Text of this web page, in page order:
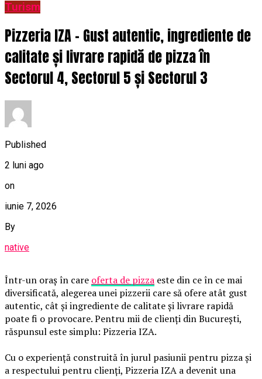
Turism
Pizzeria IZA – Gust autentic, ingrediente de
calitate și livrare rapidă de pizza în
Sectorul 4, Sectorul 5 și Sectorul 3
Published
2 luni ago
on
iunie 7, 2026
By
native
Într-un oraș în care oferta de pizza este din ce în ce mai
diversificată, alegerea unei pizzerii care să ofere atât gust
autentic, cât și ingrediente de calitate și livrare rapidă
poate fi o provocare. Pentru mii de clienți din București,
răspunsul este simplu: Pizzeria IZA.
Cu o experiență construită în jurul pasiunii pentru pizza și
a respectului pentru clienți, Pizzeria IZA a devenit una